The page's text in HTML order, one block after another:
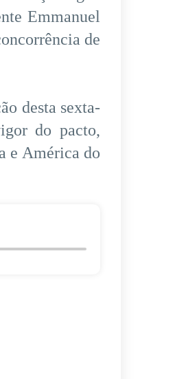
Emmanuel
de
desta sexta-
do pacto,
e América do